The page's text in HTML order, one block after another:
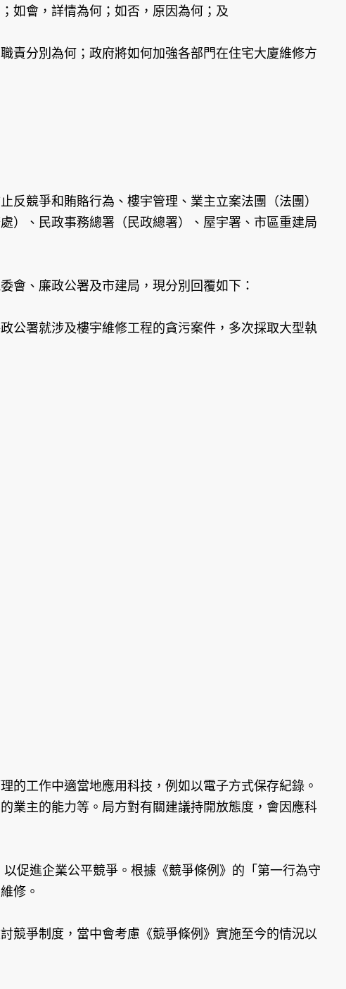
如會，詳情為何；如否，原因為何；及
責分別為何；政府將如何加強各部門在住宅大廈維修方
競爭和賄賂行為、樓宇管理、業主立案法團（法團）
）、民政事務總署（民政總署）、屋宇署、市區重建局
、廉政公署及市建局，現分別回覆如下：
公署就涉及樓宇維修工程的貪污案件，多次採取大型執
的工作中適當地應用科技，例如以電子方式保存紀錄。
業主的能力等。局方對有關建議持開放態度，會因應科
促進企業公平競爭。根據《競爭條例》的「第一行為守
修。
爭制度，當中會考慮《競爭條例》實施至今的情況以